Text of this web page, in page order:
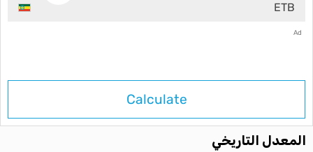
ETB
Ad
Calculate
المعدل التاريخي